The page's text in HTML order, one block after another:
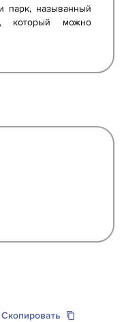
парк, называнный
который можно
Скопировать